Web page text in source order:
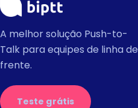
A melhor solução Push-to-
Talk para equipes de linha de
frente.
Teste grátis